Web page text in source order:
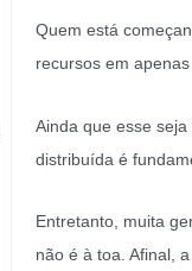
Quem está
recursos em
Ainda que esse
distribuída é
Entretanto, muita
não é à toa. Afinal,